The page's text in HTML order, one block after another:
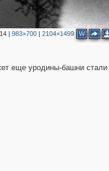
| 983×700| 2104×1499 W
еще уродины-башни стали